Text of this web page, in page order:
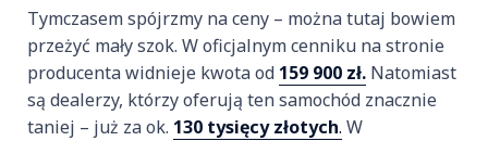
Tymczasem spójrzmy na ceny – można tutaj bowiem
przeżyć mały szok. W oficjalnym cenniku na stronie
producenta widnieje kwota od 159 900 zł. Natomiast
są dealerzy, którzy oferują ten samochód znacznie
taniej – już za ok. 130 tysięcy złotych. W